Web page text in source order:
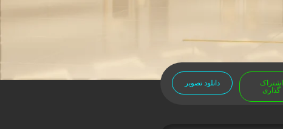
اشتراک
گذاری
دانلود تصویر